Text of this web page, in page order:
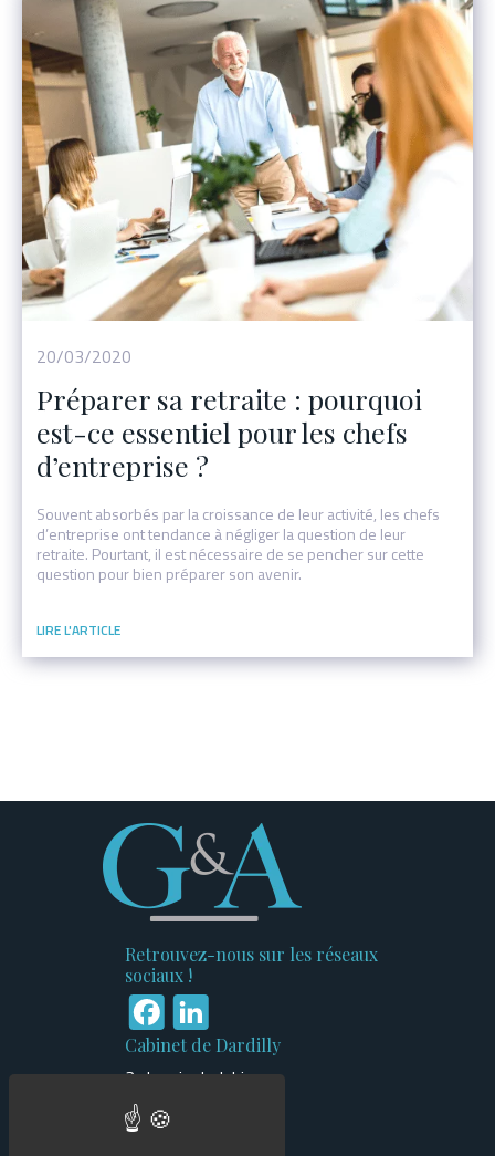
Événement
20/03/2020
Préparer sa retraite : pourquoi
est-ce essentiel pour les chefs
d’entreprise ?
Souvent absorbés par la croissance de leur activité, les chefs
d’entreprise ont tendance à négliger la question de leur
retraite. Pourtant, il est nécessaire de se pencher sur cette
question pour bien préparer son avenir.
Retrouvez-nous sur les réseaux
sociaux !
Facebook
LinkedIn
Cabinet de Dardilly
3 chemin du Jubin
Bâtiment n°1
69570 Dardilly